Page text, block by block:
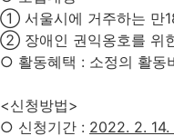
① 서울시에 거주하는 만
② 장애인 권익옹호를 위
○ 활동혜택 : 소정의 활동
<신청방법>
○ 신청기간 : 2022. 2. 14.